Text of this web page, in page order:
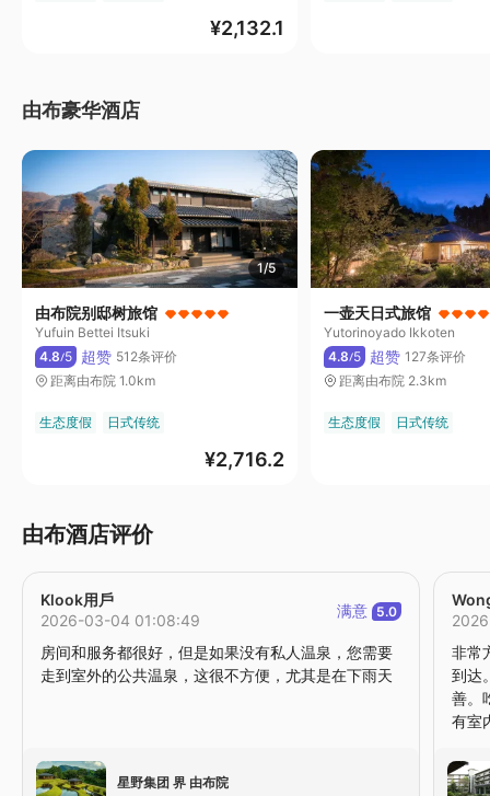
¥2,132.1
由布豪华酒店
1/5
由布院别邸树旅馆
Yufuin Bettei Itsuki
4.8/5 超赞 512条评价
距离由布院 1.0km
生态度假 日式传统
¥2,716.2
一壶天日式旅馆
Yutorinoyado Ikkoten
4.8/5 超赞 127条评价
距离由布院 2.3km
生态度假 日式传统
由布酒店评价
Klook用戶
2026-03-04 01:08:49
满意 5.0
房间和服务都很好，但是如果没有私人温泉，您需要
走到室外的公共温泉，这很不方便，尤其是在下雨天
星野集团 界 由布院
非常
到达
善。
有室